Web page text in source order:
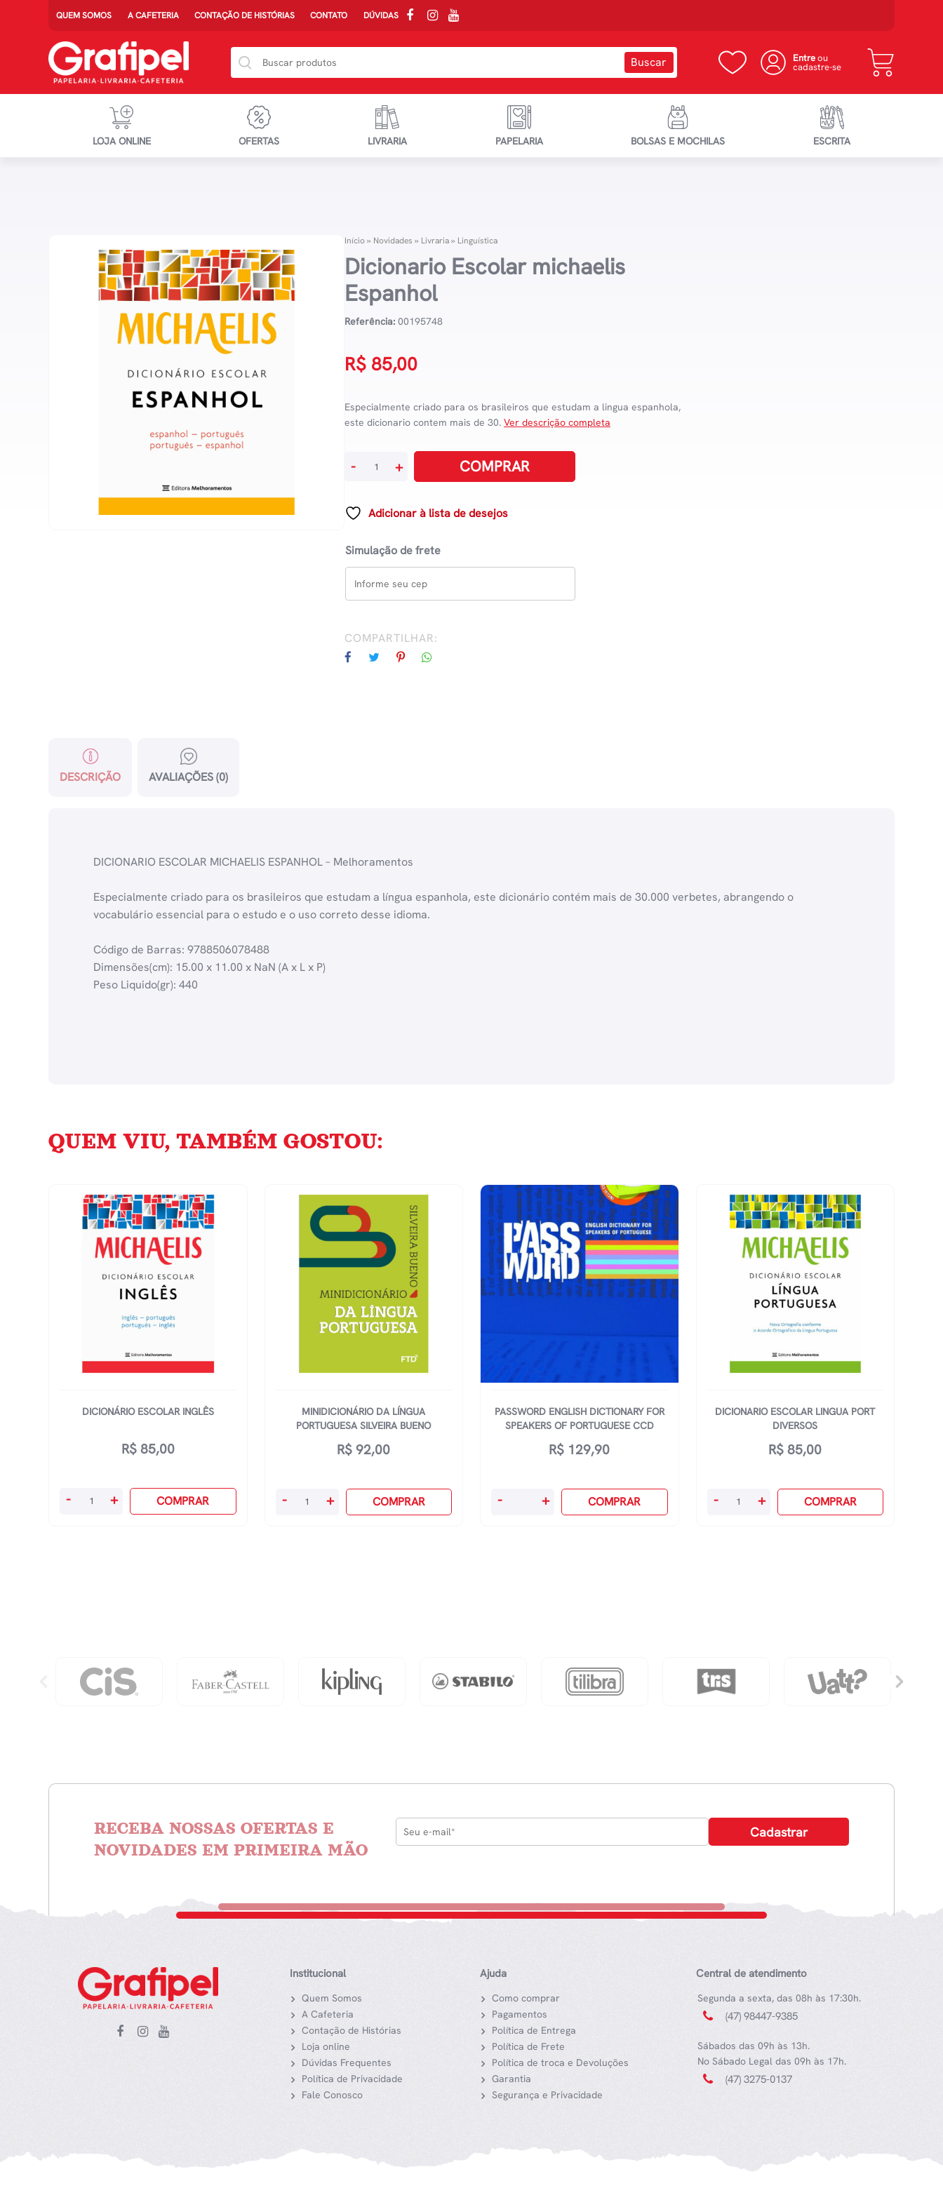
QUEM SOMOS A CAFETERIA CONTAÇÃO DE HISTÓRIAS CONTATO DÚVIDAS
Entreou
cadastre-se
LOJA ONLINE OFERTAS LIVRARIA PAPELARIA BOLSAS E MOCHILAS ESCRITA
Início» Novidades » Livraria» Linguística
Dicionario Escolar michaelis
Espanhol
Referência: 00195748
R$ 85,00
Especialmente criado para os brasileiros que estudam a lingua espanhola,
este dicionario contem mais de 30.Ver descrição completa
Espanhol
- + COMPRAR
Adicionar à lista de desejos
Simulação de frete
COMPARTILHAR:
DESCRIÇÃO AVALIAÇÕES (0)
DICIONARIO ESCOLAR MICHAELIS ESPANHOL – Melhoramentos
Especialmente criado para os brasileiros que estudam a língua espanhola, este dicionário contém mais de 30.000 verbetes, abrangendo o
vocabulário essencial para o estudo e o uso correto desse idioma.
Código de Barras: 9788506078488
Dimensões(cm): 15.00 x 11.00 x NaN (A x L x P)
Peso Liquido(gr): 440
QUEM VIU, TAMBÉM GOSTOU:
DICIONÁRIO ESCOLAR INGLÊS
R$85,00
Dicionário
- + COMPRAR
MINIDICIONÁRIO DA LÍNGUA
PORTUGUESA SILVEIRA BUENO
R$ 92,00
Minidicionário
- + COMPRAR
PASSWORD ENGLISH DICTIONARY FOR
SPEAKERS OF PORTUGUESE CCD
R$ 129,90
Password
- + COMPRAR
DICIONARIO ESCOLAR LINGUA PORT
DIVERSOS
R$ 85,00
Dicionario
- + COMPRAR
RECEBA NOSSAS OFERTAS E
NOVIDADES EM PRIMEIRA MÃO
Institucional
Quem Somos
A Cafeteria
Contação de Histórias
Loja online
Dúvidas Frequentes
Política de Privacidade
Fale Conosco
Ajuda
Como comprar
Pagamentos
Política de Entrega
Política de Frete
Política de troca e Devoluções
Garantia
Segurança e Privacidade
Central de atendimento
Segunda a sexta, das 08h às 17:30h.
(47) 98447-9385
Sábados das 09h às 13h.
No Sábado Legal das 09h às 17h.
(47) 3275-0137